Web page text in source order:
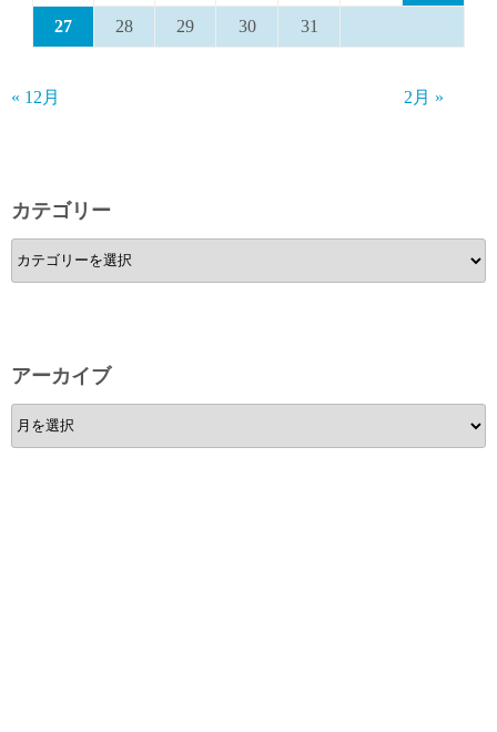
27 28 29 30 31
« 12月 2月 »
カテゴリー
カ
テ
ー
アーカイブ
ア
ー